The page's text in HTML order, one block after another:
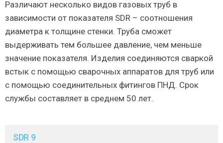
Различают несколько видов газовых труб в
зависимости от показателя SDR – соотношения
диаметра к толщине стенки. Труба сможет
выдерживать тем большее давление, чем меньше
значение показателя. Изделия соединяются сваркой
встык с помощью сварочных аппаратов для труб или
с помощью соединительных фитингов ПНД. Срок
службы составляет в среднем 50 лет.
SDR 9